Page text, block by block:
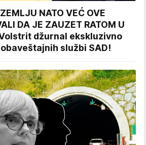
NATO VEĆ OVE
DA JE ZAUZET RATOM U
Volstrit džurnal ekskluzivno
službi SAD!